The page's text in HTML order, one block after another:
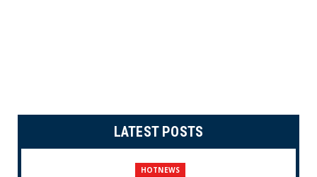
LATEST POSTS
HOTNEWS